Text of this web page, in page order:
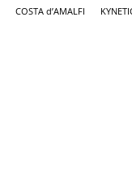
COSTA d’AMALFI